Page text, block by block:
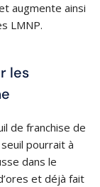
augmente ainsi
LMNP.
les
de franchise de
pourrait à
dans le
et déjà fait